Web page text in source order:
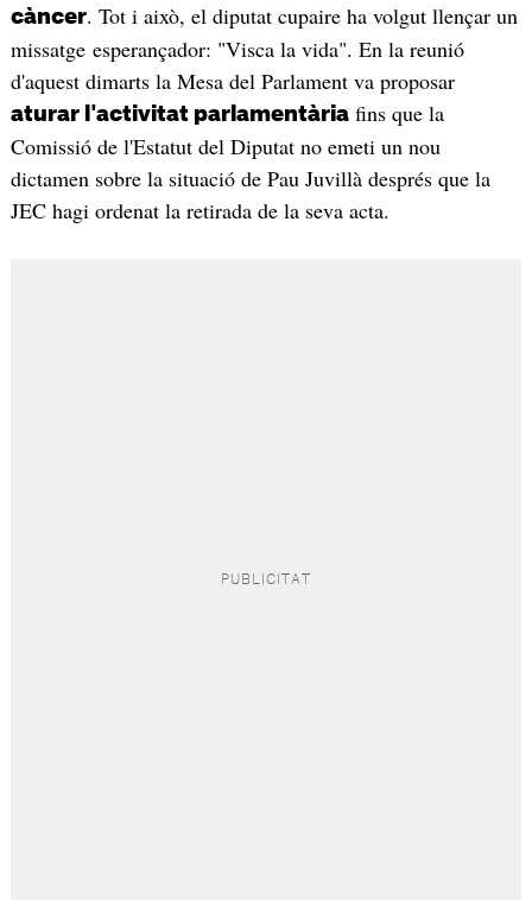
càncer. Tot i això, el diputat cupaire ha volgut llençar un
missatge esperançador: "Visca la vida". En la reunió
d'aquest dimarts la Mesa del Parlament va proposar
aturar l'activitat parlamentàriafins que la
Comissió de l'Estatut del Diputat no emeti un nou
dictamen sobre la situació de Pau Juvillà després que la
JEC hagi ordenat la retirada de la seva acta.